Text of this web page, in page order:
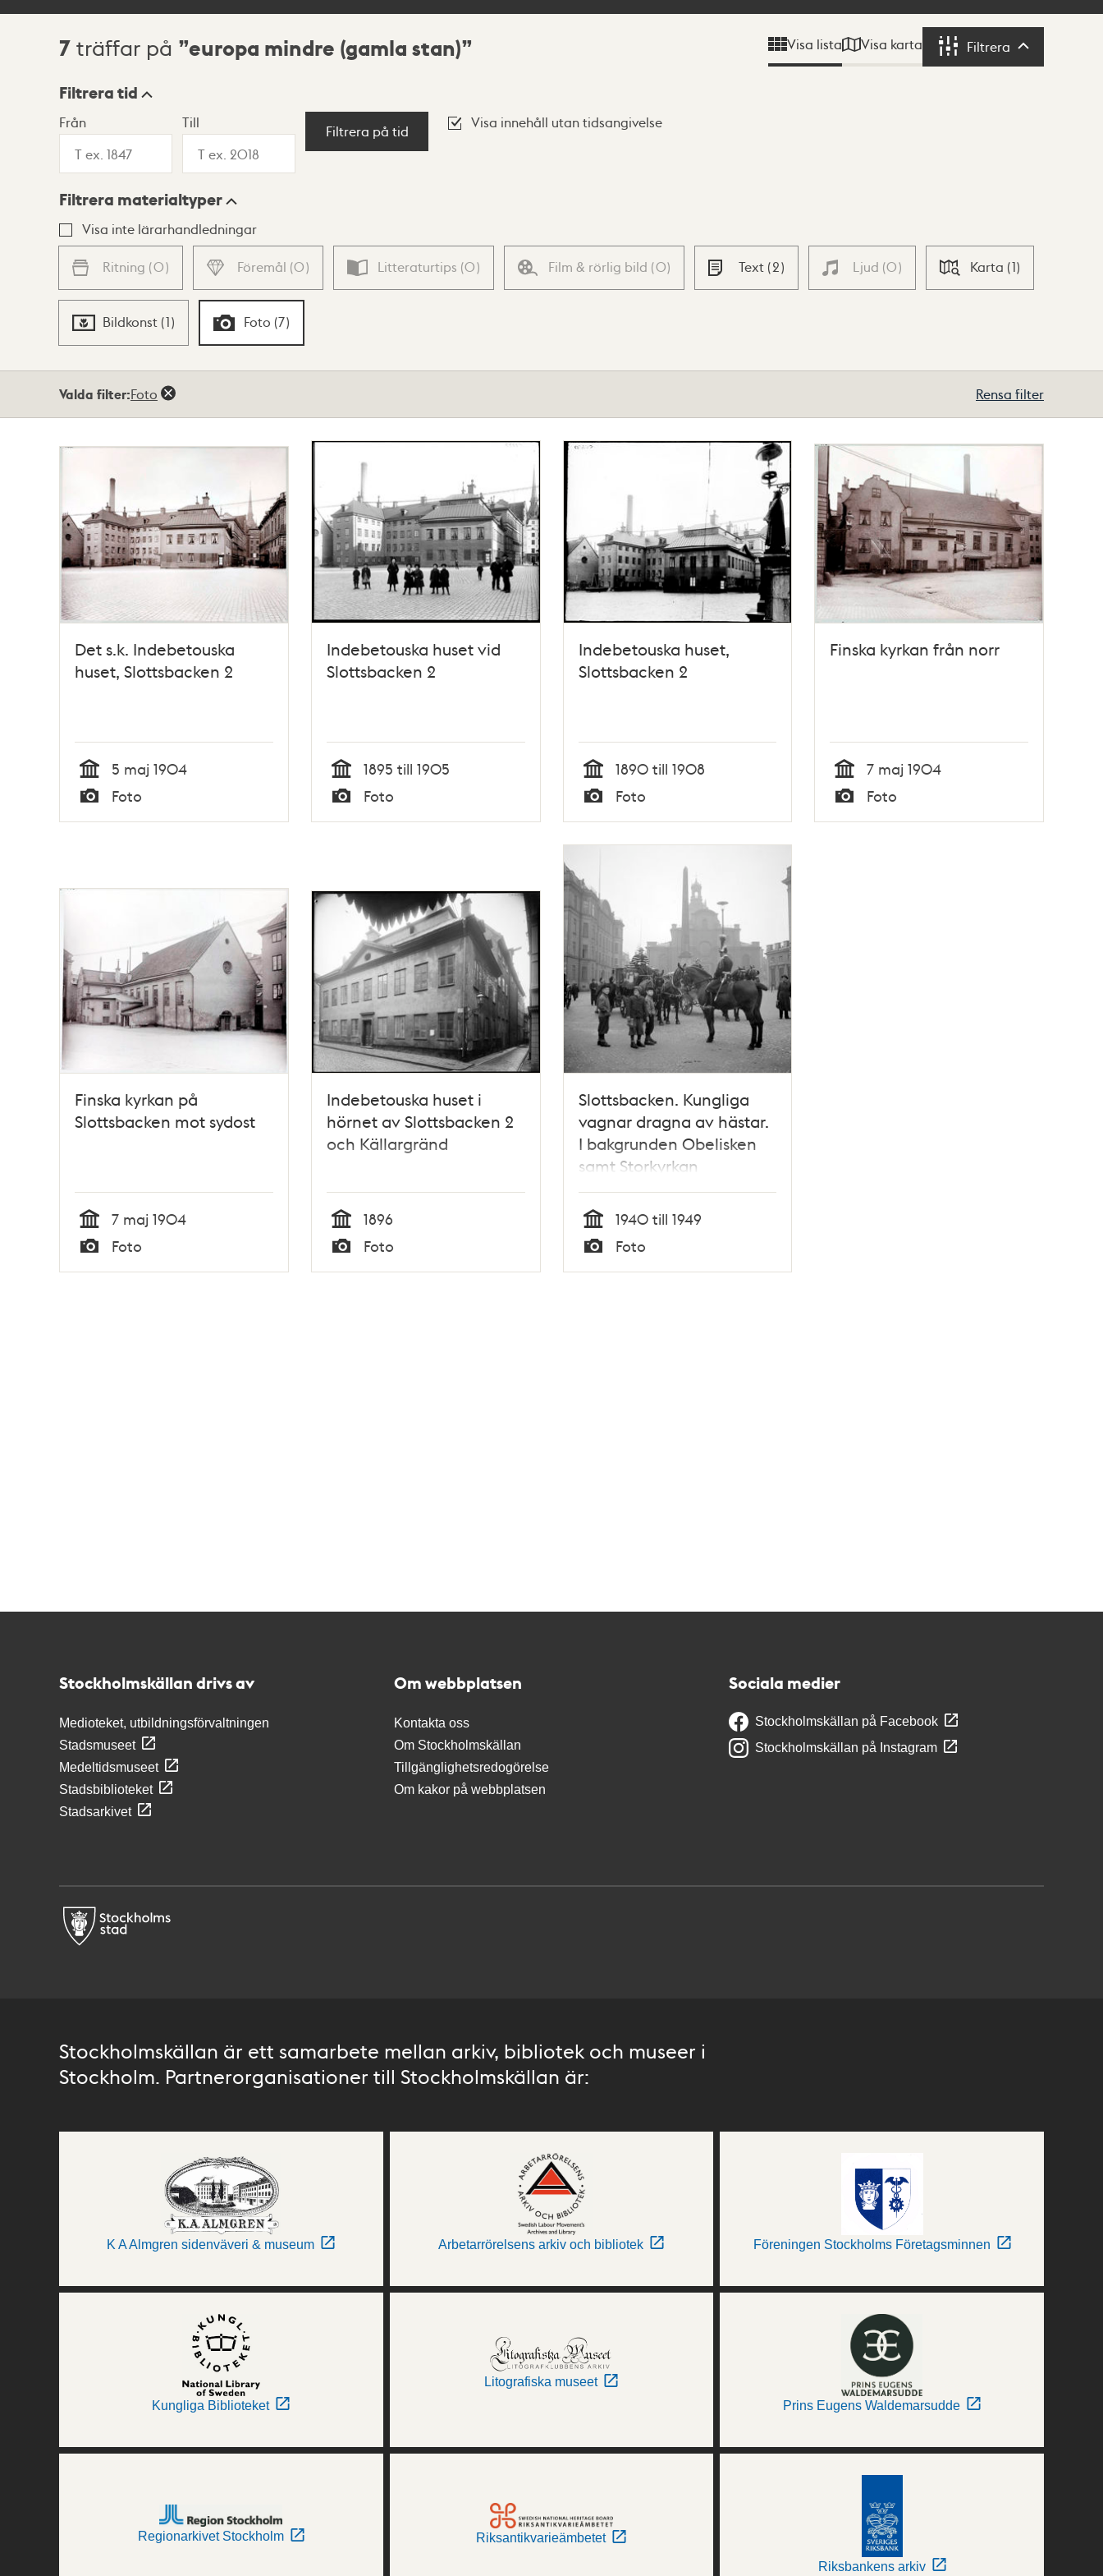
Sökresultat
7 träffar på europa mindre (gamla stan) Visa lista Visa karta Filtrera Filtrera
Visningsläge
Lista Karta
Filtrera tid
Från Till
Filtrera på tid
Visa innehåll utan tidsangivelse
Filtrera materialtyper
Visa inte lärarhandledningar
Ritning (0) Föremål (0) Litteraturtips (0) Film & rörlig bild (0) Text (2) Ljud (0) Karta (1)
Bildkonst (1) Foto (7)
Valda filter:Foto Rensa filter
Det s.k. Indebetouska
huset, Slottsbacken 2
Tid
5 maj 1904
Foto
Indebetouska huset vid
Slottsbacken 2
Tid
1895 till 1905
Foto
Indebetouska huset,
Slottsbacken 2
Tid
1890 till 1908
Foto
Finska kyrkan från norr
Tid
7 maj 1904
Foto
Finska kyrkan på
Slottsbacken mot sydost
Tid
7 maj 1904
Typ
Foto
Indebetouska huset i
hörnet av Slottsbacken 2
och Källargränd
Tid
1896
Typ
Foto
Slottsbacken. Kungliga
vagnar dragna av hästar.
I bakgrunden Obelisken
samt Storkyrkan
Tid
1940 till 1949
Typ
Foto
Stockholmskällan drivs av
Medioteket, utbildningsförvaltningen
Stadsmuseet
Medeltidsmuseet
Stadsbiblioteket
Stadsarkivet
Om webbplatsen
Kontakta oss
Om Stockholmskällan
Tillgänglighetsredogörelse
Om kakor på webbplatsen
Sociala medier
Stockholmskällan på Facebook
Stockholmskällan på Instagram
Stockholmskällan är ett samarbete mellan arkiv, bibliotek och museer i
Stockholm. Partnerorganisationer till Stockholmskällan är:
K A Almgren sidenväveri & museum Arbetarrörelsens arkiv och bibliotek Föreningen Stockholms Företagsminnen
Kungliga Biblioteket
Litografiska museet
Prins Eugens Waldemarsudde
Regionarkivet Stockholm Riksantikvarieämbetet
Riksbankens arkiv